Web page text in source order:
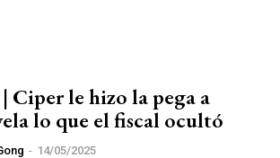
Ciper le hizo la pega a
lo que el fiscal ocultó
- 14/05/2025